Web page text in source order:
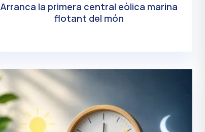
Arranca la primera central eòlica marina
flotant del món